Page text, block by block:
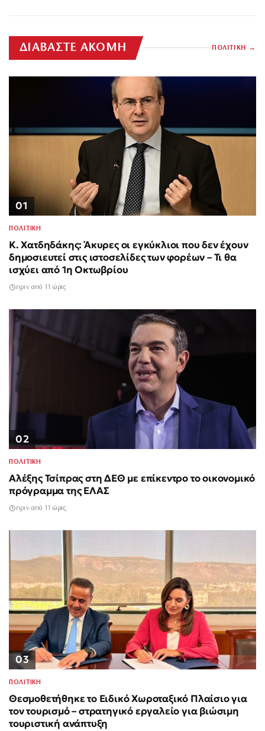
ΔΙΑΒΑΣΤΕ ΑΚΟΜΗ ΠΟΛΙΤΙΚΗ
01
ΠΟΛΙΤΙΚΗ
Κ. Χατδηδάκης: Άκυρες οι εγκύκλιοι που δεν έχουν
δημοσιευτεί στις ιστοσελίδες των φορέων – Τι θα
ισχύει από 1η Οκτωβρίου
πριν από 11 ώρες
02
ΠΟΛΙΤΙΚΗ
Αλέξης Τσίπρας στη ΔΕΘ με επίκεντρο το οικονομικό
πρόγραμμα της ΕΛΑΣ
πριν από 11 ώρες
03
ΠΟΛΙΤΙΚΗ
Θεσμοθετήθηκε το Ειδικό Χωροταξικό Πλαίσιο για
τον τουρισμό – στρατηγικό εργαλείο για βιώσιμη
τουριστική ανάπτυξη